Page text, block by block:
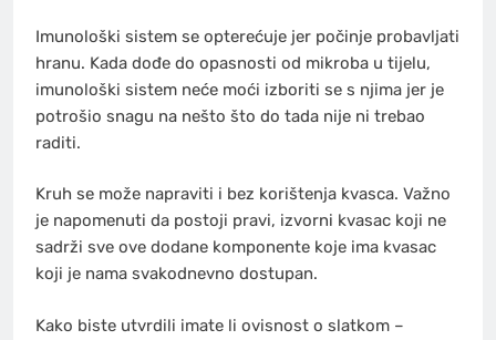
Imunološki sistem se opterećuje jer počinje probavljati
hranu. Kada dođe do opasnosti od mikroba u tijelu,
imunološki sistem neće moći izboriti se s njima jer je
potrošio snagu na nešto što do tada nije ni trebao
raditi.
Kruh se može napraviti i bez korištenja kvasca. Važno
je napomenuti da postoji pravi, izvorni kvasac koji ne
sadrži sve ove dodane komponente koje ima kvasac
koji je nama svakodnevno dostupan.
Kako biste utvrdili imate li ovisnost o slatkom –